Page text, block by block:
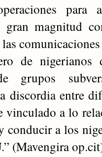
para
gran magnitud
las
de
grupos
discordia entre
vinculado a lo
conducir a los
(Mavengira